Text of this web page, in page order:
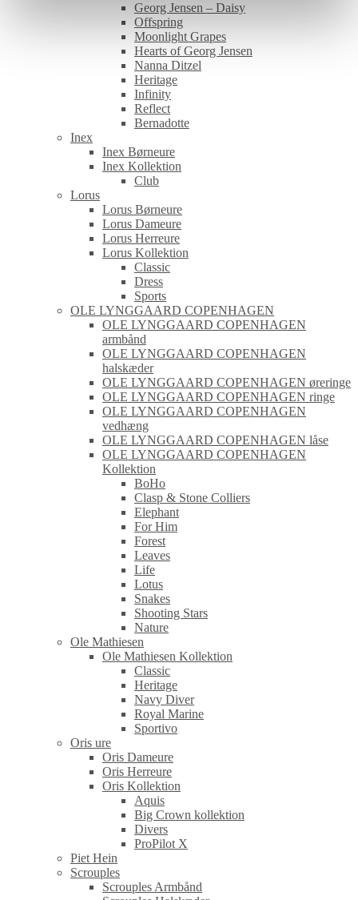
Georg Jensen – Daisy
Offspring
Moonlight Grapes
Hearts of Georg Jensen
Nanna Ditzel
Heritage
Infinity
Reflect
Bernadotte
Inex
Inex Børneure
Inex Kollektion
Club
Lorus
Lorus Børneure
Lorus Dameure
Lorus Herreure
Lorus Kollektion
Classic
Dress
Sports
OLE LYNGGAARD COPENHAGEN
OLE LYNGGAARD COPENHAGEN
armbånd
OLE LYNGGAARD COPENHAGEN
halskæder
OLE LYNGGAARD COPENHAGEN øreringe
OLE LYNGGAARD COPENHAGEN ringe
OLE LYNGGAARD COPENHAGEN
vedhæng
OLE LYNGGAARD COPENHAGEN låse
OLE LYNGGAARD COPENHAGEN
Kollektion
BoHo
Clasp & Stone Colliers
Elephant
For Him
Forest
Leaves
Life
Lotus
Snakes
Shooting Stars
Nature
Ole Mathiesen
Ole Mathiesen Kollektion
Classic
Heritage
Navy Diver
Royal Marine
Sportivo
Oris ure
Oris Dameure
Oris Herreure
Oris Kollektion
Aquis
Big Crown kollektion
Divers
ProPilot X
Piet Hein
Scrouples
Scrouples Armbånd